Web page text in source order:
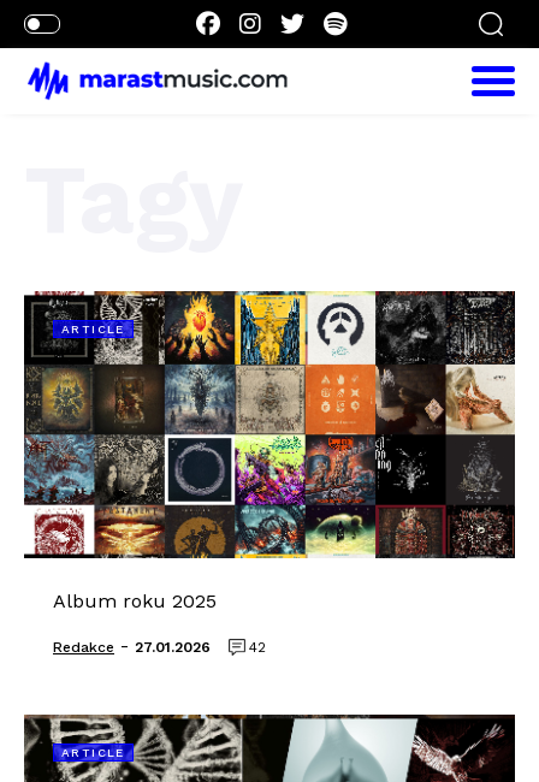
ARTICLE
Album roku 2025
Redakce - 27.01.2026 42
ARTICLE